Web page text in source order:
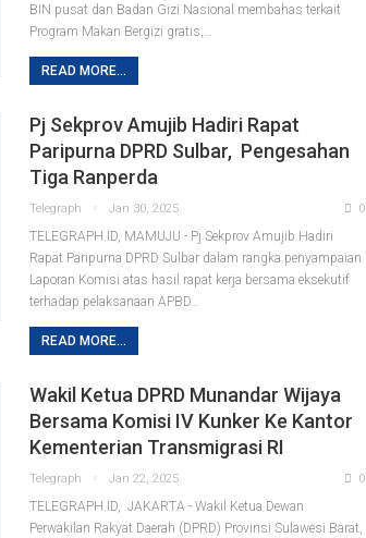
BIN pusat dan Badan Gizi Nasional membahas terkait
Program Makan Bergizi gratis,…
READ MORE...
Pj Sekprov Amujib Hadiri Rapat
Paripurna DPRD Sulbar, Pengesahan
Tiga Ranperda
Telegraph Jan 30, 2025 0
TELEGRAPH.ID, MAMUJU - Pj Sekprov Amujib Hadiri
Rapat Paripurna DPRD Sulbar dalam rangka penyampaian
Laporan Komisi atas hasil rapat kerja bersama eksekutif
terhadap pelaksanaan APBD…
READ MORE...
Wakil Ketua DPRD Munandar Wijaya
Bersama Komisi IV Kunker Ke Kantor
Kementerian Transmigrasi RI
Telegraph Jan 22, 2025 0
TELEGRAPH.ID, JAKARTA - Wakil Ketua Dewan
Perwakilan Rakyat Daerah (DPRD) Provinsi Sulawesi Barat,